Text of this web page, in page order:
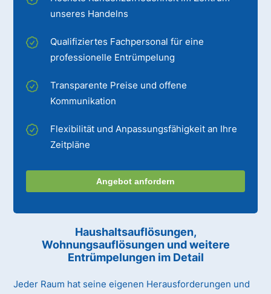
unseres Handelns
Qualifiziertes Fachpersonal für eine
professionelle Entrümpelung
Transparente Preise und offene
Kommunikation
Flexibilität und Anpassungsfähigkeit an Ihre
Zeitpläne
Angebot anfordern
Haushaltsauflösungen,
Wohnungsauflösungen und weitere
Entrümpelungen im Detail
Jeder Raum hat seine eigenen Herausforderungen und